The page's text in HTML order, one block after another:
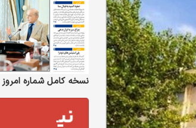
نسخه کامل شماره امروز